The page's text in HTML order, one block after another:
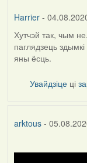
Harrier-
In
reply
to
arktous
Хутчэй так, чым
паглядзець
яны ёсць.
Увайдзіце ці
arktous-